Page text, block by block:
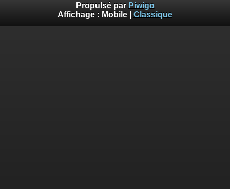
Propulsé par Piwigo
Affichage : Mobile Classique